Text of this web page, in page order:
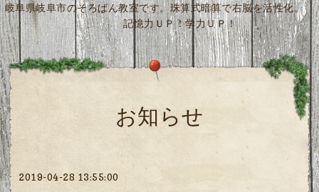
岐阜県岐阜市のそろばん教室です。珠算式暗算で右脳を活性化。
記憶力ＵＰ！学力ＵＰ！
お知らせ
2019-04-28 13:55:00